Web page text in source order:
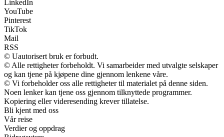
LinkedIn
YouTube
Pinterest
TikTok
Mail
RSS
© Uautorisert bruk er forbudt.
© Alle rettigheter forbeholdt. Vi samarbeider med utvalgte selskaper
og kan tjene på kjøpene dine gjennom lenkene våre.
© Vi forbeholder oss alle rettigheter til materialet på denne siden.
Noen lenker kan tjene oss gjennom tilknyttede programmer.
Kopiering eller videresending krever tillatelse.
Bli kjent med oss
Vår reise
Verdier og oppdrag